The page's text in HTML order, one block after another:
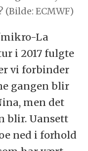
(Bilde: ECMWF)
La
i 2017 fulgte
vi forbinder
gangen blir
men det
blir. Uansett
ned i forhold